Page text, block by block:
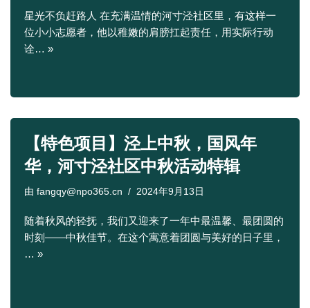
星光不负赶路人 在充满温情的河寸泾社区里，有这样一
位小小志愿者，他以稚嫩的肩膀扛起责任，用实际行动
诠… »
【特色项目】泾上中秋，国风年
华，河寸泾社区中秋活动特辑
由 fangqy@npo365.cn 2024年9月13日
随着秋风的轻抚，我们又迎来了一年中最温馨、最团圆的
时刻——中秋佳节。在这个寓意着团圆与美好的日子里，
… »